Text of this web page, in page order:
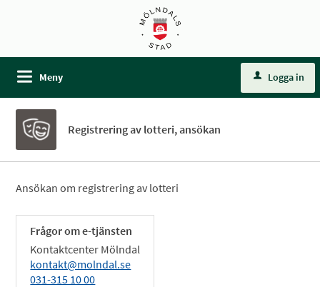
Meny Logga in
Registrering av lotteri, ansökan
Ansökan om registrering av lotteri
Frågor om e-tjänsten
Kontaktcenter Mölndal
kontakt@molndal.se
031-315 10 00